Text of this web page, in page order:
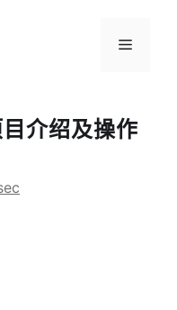
菜
介绍及操作